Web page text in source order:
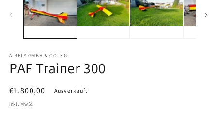
öffnen
AIRFLY GMBH & CO. KG
PAF Trainer 300
Normaler
Preis
€1.800,00 Ausverkauft
inkl. MwSt.